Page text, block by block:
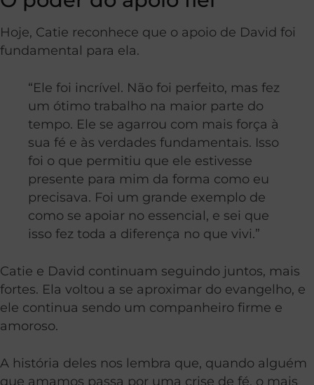
Hoje, Catie reconhece que o apoio de David foi
fundamental para ela.
“Ele foi incrível. Não foi perfeito, mas fez
um ótimo trabalho na maior parte do
tempo. Ele se agarrou com mais força à
sua fé e às verdades fundamentais. Isso
foi o que permitiu que ele estivesse
presente para mim da forma como eu
precisava. Foi um grande exemplo de
como se apoiar no essencial, e sei que
isso fez toda a diferença no que vivi.”
Catie e David continuam seguindo juntos, mais
fortes. Ela voltou a se aproximar do evangelho, e
ele continua sendo um companheiro firme e
amoroso.
A história deles nos lembra que, quando alguém
que amamos passa por uma crise de fé, o mais